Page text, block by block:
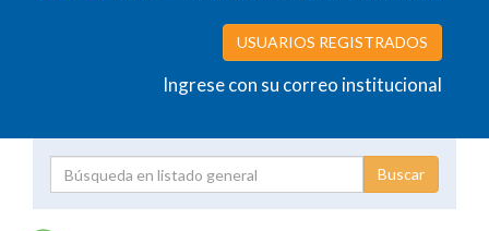
USUARIOS REGISTRADOS
Ingrese con su correo institucional